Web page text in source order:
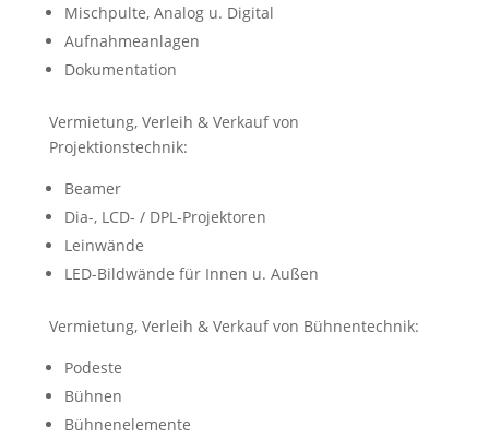
Mischpulte, Analog u. Digital
Aufnahmeanlagen
Dokumentation
Vermietung, Verleih & Verkauf von
Projektionstechnik:
Beamer
Dia-, LCD- / DPL-Projektoren
Leinwände
LED-Bildwände für Innen u. Außen
Vermietung, Verleih & Verkauf von Bühnentechnik:
Podeste
Bühnen
Bühnenelemente